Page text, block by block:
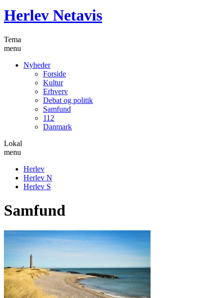
Herlev Netavis
Tema
menu
Nyheder
Forside
Kultur
Erhverv
Debat og politik
Samfund
112
Danmark
Lokal
menu
Herlev
Herlev N
Herlev S
Samfund